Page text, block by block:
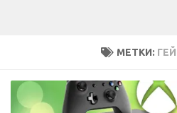
МЕТКИ: